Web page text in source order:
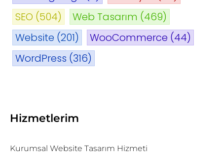
SEO (504) Web Tasarım (469)
Website (201) WooCommerce (44)
WordPress (316)
Hizmetlerim
Kurumsal Website Tasarım Hizmeti